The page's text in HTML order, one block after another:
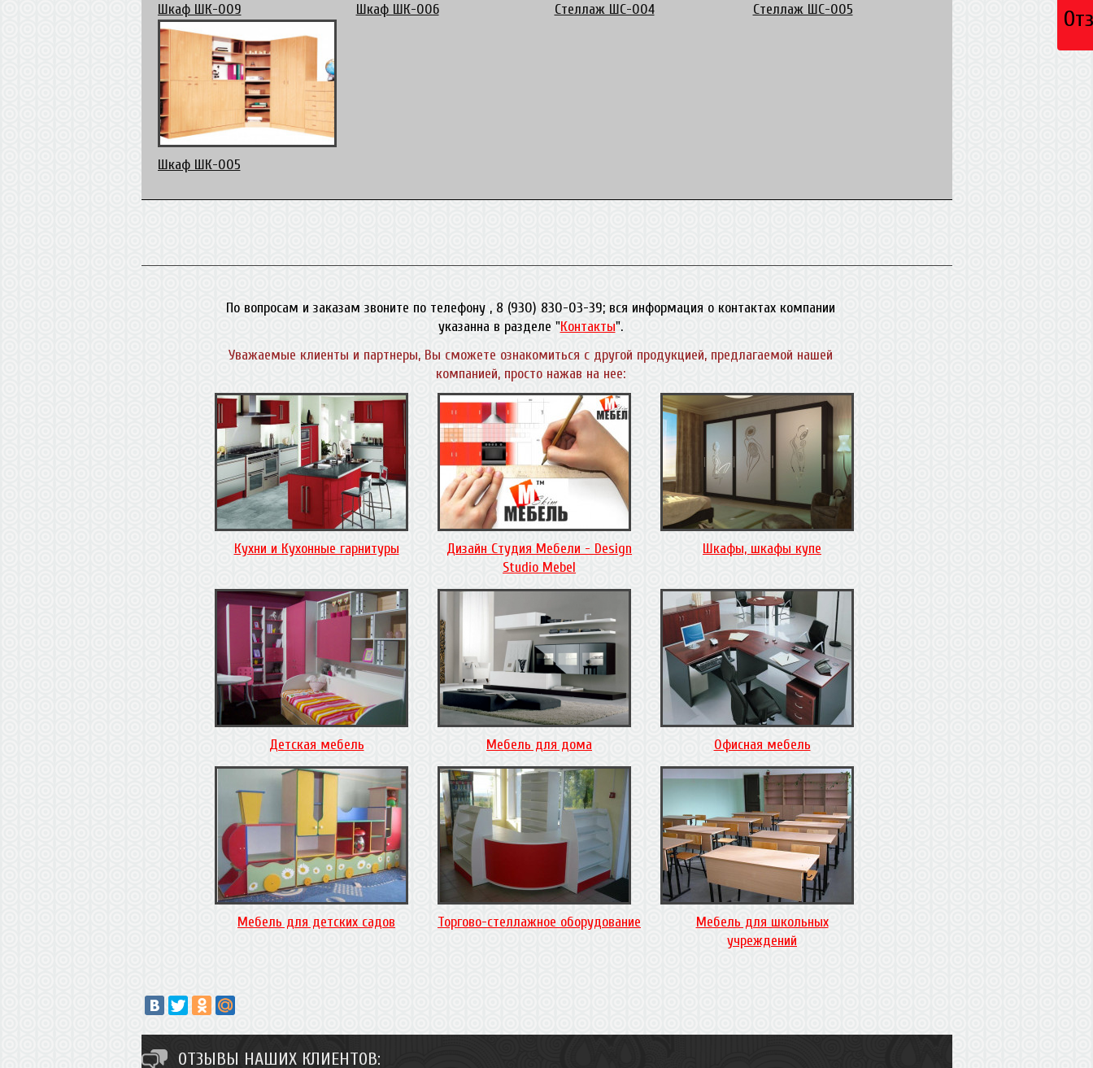
Шкаф ШК-009 Шкаф ШК-006 Стеллаж ШС-004 Стеллаж ШС-005
Шкаф ШК-005
По вопросам и заказам звоните по телефону , 8 (930) 830-03-39; вся информация о контактах компании
указанна в разделе "Контакты".
Уважаемые клиенты и партнеры, Вы сможете ознакомиться с другой продукцией, предлагаемой нашей
компанией, просто нажав на нее:
Кухни и Кухонные гарнитуры
Дизайн Студия Мебели - Design
Studio Mebel
Шкафы, шкафы купе
Детская мебель Мебель для дома Офисная мебель
Мебель для детских садов Торгово-стеллажное оборудование
Мебель для школьных
учреждений
ОТЗЫВЫ НАШИХ КЛИЕНТОВ: